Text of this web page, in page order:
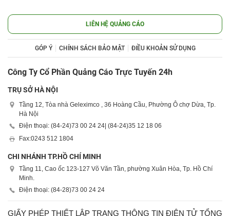
LIÊN HỆ QUẢNG CÁO
GÓP Ý CHÍNH SÁCH BẢO MẬT ĐIỀU KHOẢN SỬ DỤNG
Công Ty Cổ Phần Quảng Cáo Trực Tuyến 24h
TRỤ SỞ HÀ NỘI
Tầng 12, Tòa nhà Geleximco , 36 Hoàng Cầu, Phường Ô chợ Dừa, Tp.
Hà Nội
Điện thoại: (84-24)73 00 24 24| (84-24)35 12 18 06
Fax:0243 512 1804
CHI NHÁNH TP.HỒ CHÍ MINH
Tầng 11, Cao ốc 123-127 Võ Văn Tần, phường Xuân Hòa, Tp. Hồ Chí
Minh.
Điện thoại: (84-28)73 00 24 24
GIẤY PHÉP THIẾT LẬP TRANG THÔNG TIN ĐIỆN TỬ TỔNG